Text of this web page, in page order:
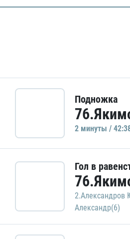
Подножка
2 минуты /
Гол в
2.Александров
Александр(6)